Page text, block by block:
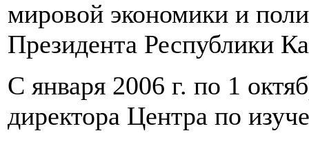
мировой экономики и
Президента Республики
С января 2006 г. по 1
директора Центра по